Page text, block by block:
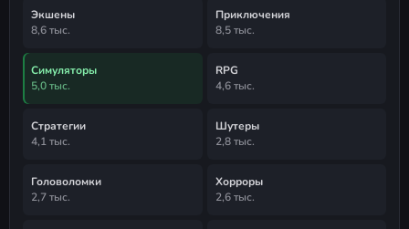
Экшены
8,6 тыс.
Приключения
8,5 тыс.
Симуляторы
5,0 тыс.
RPG
4,6 тыс.
Стратегии
4,1 тыс.
Шутеры
2,8 тыс.
Головоломки
2,7 тыс.
Хорроры
2,6 тыс.